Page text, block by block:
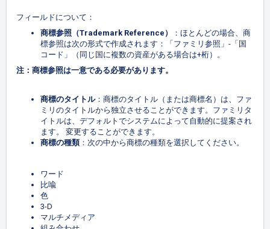
フィールドについて：
商標参照（Trademark Reference ）
：ほとんどの場合、商
標参照は次の形式で作成されます：「ファミリ参照」-「国
コード」（同じ国に複数の資産がある場合は+桁）。
注：商標参照は一意である必要があります。
商標のタイトル：商標のタイトル（または商標名）は、ファ
ミリのタイトルから独立させることができます。ファミリタ
イトルは、デフォルトでシステムによって自動的に提案され
ます。 変更することができます。
商標の種類：次の中から商標の種類を選択してください。
ワード
比喩
色
3-D
マルチメディア